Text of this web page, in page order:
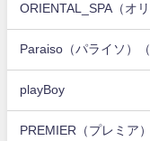
ORIENTAL_SPA（オ
Paraiso（パライソ）
playBoy
PREMIER（プレミア